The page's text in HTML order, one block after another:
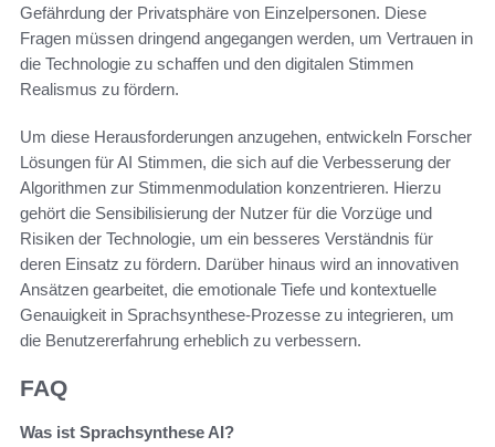
Gefährdung der Privatsphäre von Einzelpersonen. Diese
Fragen müssen dringend angegangen werden, um Vertrauen in
die Technologie zu schaffen und den digitalen Stimmen
Realismus zu fördern.
Um diese Herausforderungen anzugehen, entwickeln Forscher
Lösungen für AI Stimmen, die sich auf die Verbesserung der
Algorithmen zur Stimmenmodulation konzentrieren. Hierzu
gehört die Sensibilisierung der Nutzer für die Vorzüge und
Risiken der Technologie, um ein besseres Verständnis für
deren Einsatz zu fördern. Darüber hinaus wird an innovativen
Ansätzen gearbeitet, die emotionale Tiefe und kontextuelle
Genauigkeit in Sprachsynthese-Prozesse zu integrieren, um
die Benutzererfahrung erheblich zu verbessern.
FAQ
Was ist Sprachsynthese AI?